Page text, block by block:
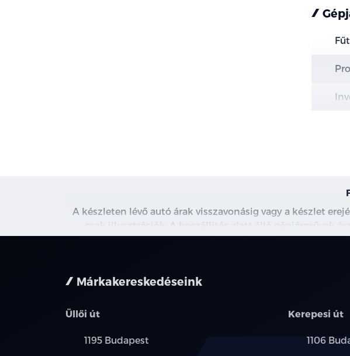
A készleten lévő autó árak visszavonásig vagy a készlet
csak illusztrációk. A beszállítás alatt álló gépjárművek
kapcsolatot. A használt autó beszámítás részleteiről,
Márkakereskedéseink
Üllői út
Település:
1195 Budapest
Kerepesi út
1106